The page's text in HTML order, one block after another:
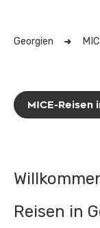
Georgien
MICE-Reisen
Reisen in